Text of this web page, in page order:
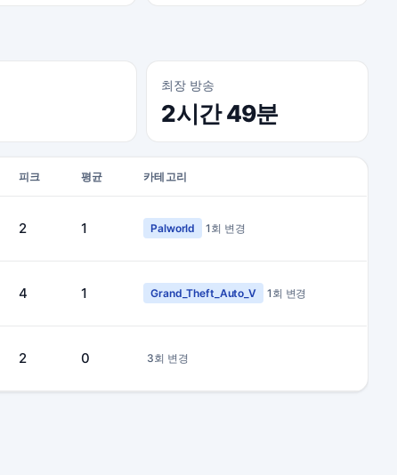
최장 방송
2시간 49분
피크 평균 카테고리
2 1 Palworld 1회 변경
4 1 Grand_Theft_Auto_V 1회 변경
2 0 3회 변경